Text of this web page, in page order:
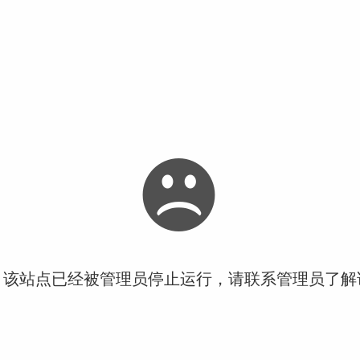
站点已经被管理员停止运行，请联系管理员了